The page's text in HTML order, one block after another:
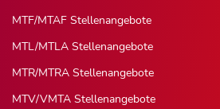
MTF/MTAF Stellenangebote
MTL/MTLA Stellenangebote
MTR/MTRA Stellenangebote
MTV/VMTA Stellenangebote